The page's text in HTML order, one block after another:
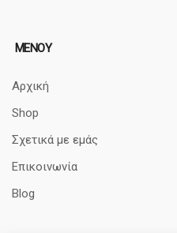
ΜΕΝΟΥ
Αρχική
Shop
Σχετικά με εμάς
Επικοινωνία
Blog